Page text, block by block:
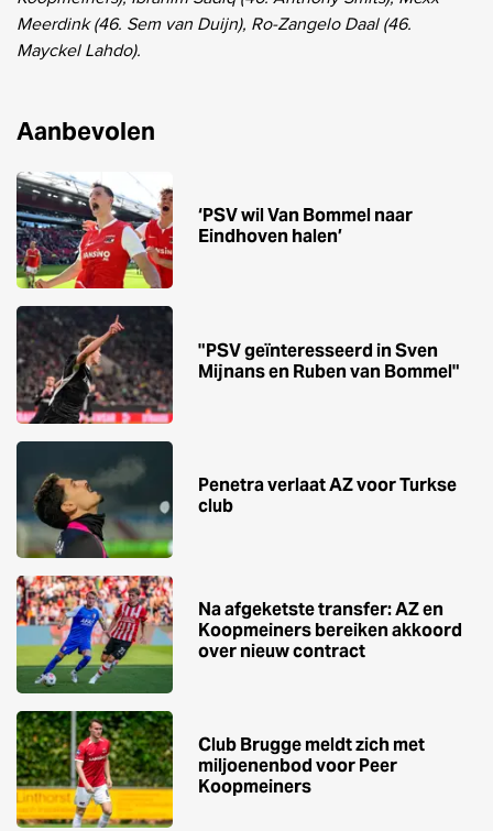
Meerdink (46. Sem van Duijn), Ro-Zangelo Daal (46.
Mayckel Lahdo).
Aanbevolen
‘PSV wil Van Bommel naar
Eindhoven halen’
"PSV geïnteresseerd in Sven
Mijnans en Ruben van Bommel"
Penetra verlaat AZ voor Turkse
club
Na afgeketste transfer: AZ en
Koopmeiners bereiken akkoord
over nieuw contract
Club Brugge meldt zich met
miljoenenbod voor Peer
Koopmeiners